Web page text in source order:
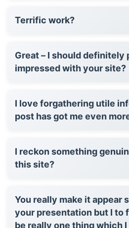
Terrific work?
Great – I should definitely
impressed with your site?
I love forgathering utile
post has got me even
I reckon something
this site?
You really make it appear
your presentation but I to
be really one thing which